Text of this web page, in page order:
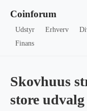
Coinforum
Udstyr Erhverv
Finans
Skovhuus
store udvalg